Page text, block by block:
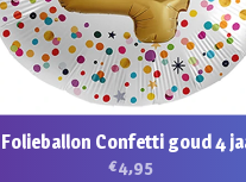
Folieballon Confetti goud 4
€4,95